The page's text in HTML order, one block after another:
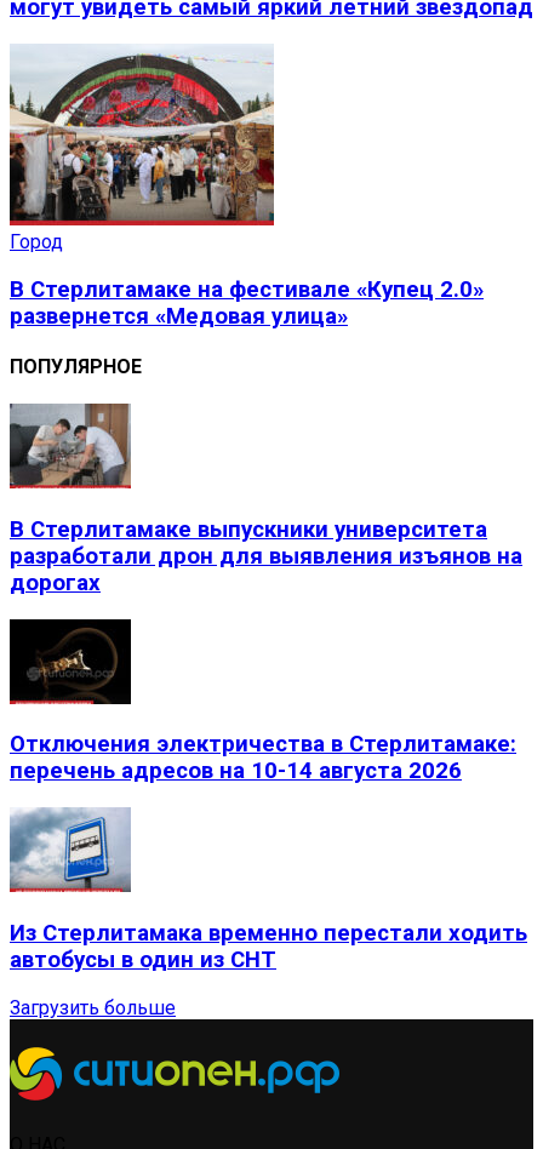
могут увидеть самый яркий летний звездопад
Город
В Стерлитамаке на фестивале «Купец 2.0»
развернется «Медовая улица»
ПОПУЛЯРНОЕ
В Стерлитамаке выпускники университета
разработали дрон для выявления изъянов на
дорогах
Отключения электричества в Стерлитамаке:
перечень адресов на 10-14 августа 2026
Из Стерлитамака временно перестали ходить
автобусы в один из СНТ
Загрузить больше